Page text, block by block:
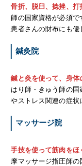
骨折、脱臼、捻挫、打
師の国家資格が必須で
患者さんの財布にも優
鍼灸院
鍼と灸を使って、身体
はり師・きゅう師の
やストレス関連の症状
マッサージ院
手技を使って筋肉を
摩マッサージ指圧師